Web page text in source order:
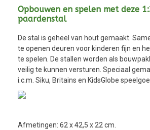
Opbouwen en spelen met deze
paardenstal
De stal is geheel van hout gemaakt.
te openen deuren voor kinderen fijn en
te spelen. De stallen worden als
veilig te kunnen versturen. Speciaal
i.c.m. Siku, Britains en KidsGlobe
Afmetingen: 62 x 42,5 x 22 cm.